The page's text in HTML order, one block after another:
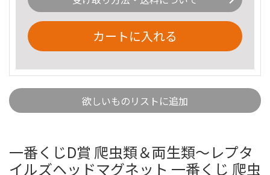
カートに入れる
欲しいものリストに追加
一番くじD賞 爬虫類＆両生類〜レプタ
イルズヘッドマグネット 一番くじ 爬虫